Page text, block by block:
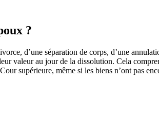
?
d’une séparation de corps, d’une
valeur au jour de la dissolution. Cela
supérieure, même si les biens n’ont pas